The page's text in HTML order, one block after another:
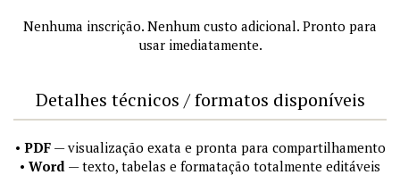
Nenhuma inscrição. Nenhum custo adicional. Pronto para
usar imediatamente.
Detalhes técnicos / formatos disponíveis
• PDF— visualização exata e pronta para compartilhamento
• Word — texto, tabelas e formatação totalmente editáveis